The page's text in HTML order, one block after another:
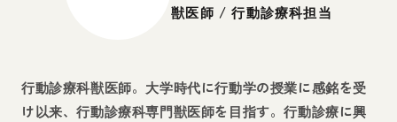
獣医師 / 行動診療科担当
行動診療科獣医師。大学時代に行動学の授業に感銘を受
け以来、行動診療科専門獣医師を目指す。行動診療に興